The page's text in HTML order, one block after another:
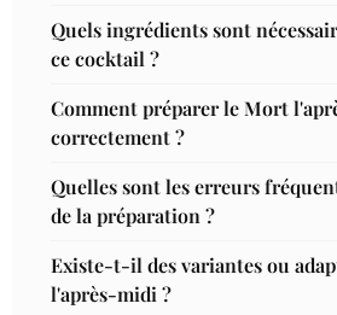
Quels ingrédients sont
ce cocktail ?
Comment préparer le Mort
correctement ?
Quelles sont les erreurs
de la préparation ?
Existe-t-il des variantes ou
l'après-midi ?